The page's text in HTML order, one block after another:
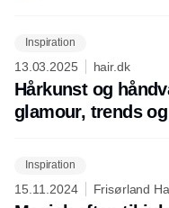
Inspiration
13.03.2025 hair.dk
Hårkunst og
glamour, trends
Inspiration
15.11.2024
Frisørland
Care